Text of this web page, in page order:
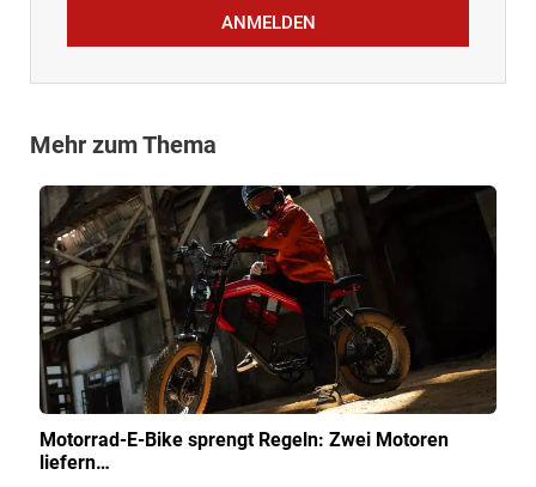
ANMELDEN
Mehr zum Thema
Motorrad-E-Bike sprengt Regeln: Zwei Motoren
liefern…